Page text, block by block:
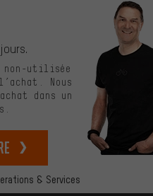
& Services
non-utilisée
Nous
dans un